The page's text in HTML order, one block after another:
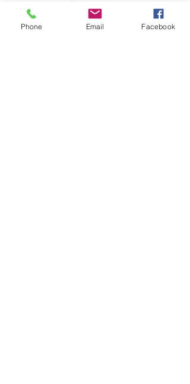
hverdagsstiltips
inspirasjoninspiration
Phone Email Facebook